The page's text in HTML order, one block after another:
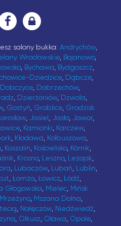
salony bukka: Andrychów,
Wrocławskie, Bojanowo,
, Bychawa, Bydgoszcz,
Dziedzice, Dąbcze,
Dobczyce, Dobrzechów,
, Dzierżoniów, Dzwola,
, Gostyń, Groblice, Grodzisk
, Jasiel, Jasło, Jawor,
, Kamionki, Karczew,
, Kłodawa, Kolbuszowa,
, Koszalin, Kościelisko, Kórnik,
, Krosno, Leszno, Leżajsk,
, Lubaczów, Lubań, Lublin,
, Łomża, Łowicz, Łódź,
Głogowska, Mielec, Mińsk
Mrzeżyno, Mszana Dolna,
, Nałęczów, Niedźwiedź,
, Olkusz, Oława, Opole,